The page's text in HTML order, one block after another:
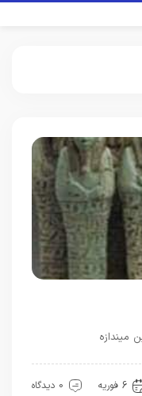
میندازه
6 فوریه 0 دیدگاه